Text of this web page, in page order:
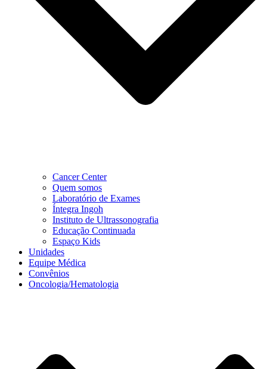
Cancer Center
Quem somos
Laboratório de Exames
Íntegra Ingoh
Instituto de Ultrassonografia
Educação Continuada
Espaço Kids
Unidades
Equipe Médica
Convênios
Oncologia/Hematologia